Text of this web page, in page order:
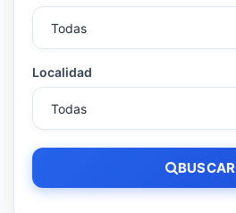
Localidad
BUSCAR